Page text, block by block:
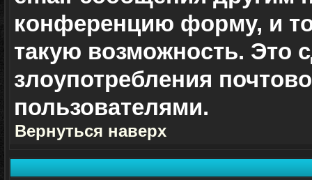
конференцию форму, и
такую возможность. Это
злоупотребления
пользователями.
Вернуться наверх